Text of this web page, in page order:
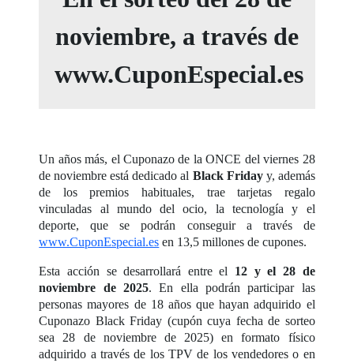
noviembre, a través de
www.CuponEspecial.es
Un años más, el Cuponazo de la ONCE del viernes 28
de noviembre está dedicado al Black Fridayy, además
de los premios habituales, trae tarjetas regalo
vinculadas al mundo del ocio, la tecnología y el
deporte, que se podrán conseguir a través de
www.CuponEspecial.es en 13,5 millones de cupones.
Esta acción se desarrollará entre el 12 y el 28 de
noviembre de 2025. En ella podrán participar las
personas mayores de 18 años que hayan adquirido el
Cuponazo Black Friday (cupón cuya fecha de sorteo
sea 28 de noviembre de 2025) en formato físico
adquirido a través de los TPV de los vendedores o en